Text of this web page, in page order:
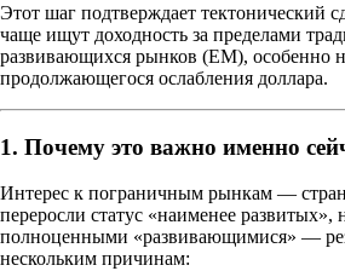
Этот шаг подтверждает тектонический
чаще ищут доходность за пределами
развивающихся рынков (EM), особенно
продолжающегося ослабления доллара.
1. Почему это важно именно
Интерес к пограничным рынкам —
переросли статус «наименее развитых»,
полноценными «развивающимися» —
нескольким причинам: